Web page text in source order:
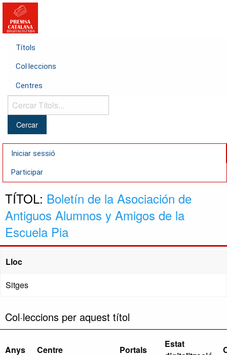
Títols
Col·leccions
Centres
Cercar
Títols...
Iniciar sessió
Participar
TÍTOL: Boletín de la Asociación de
Antiguos Alumnos y Amigos de la
Escuela Pia
Lloc
Sitges
Col·leccions per aquest títol
Anys Centre Portals
Estat